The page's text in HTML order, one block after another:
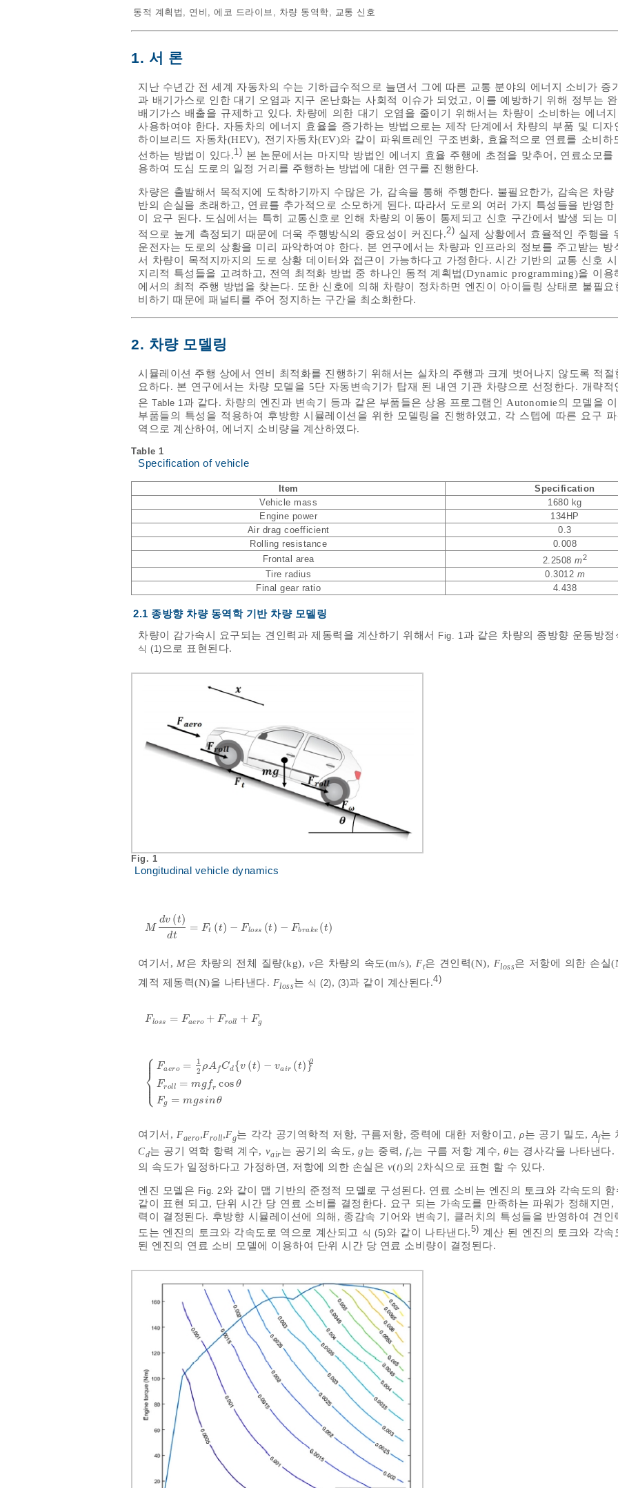
동적 계획법 , 연비 , 에코 드라이브 , 차량 동역학, 교통 신호
1. 서 론
지난 수년간 전 세계 자동차의 수는 기하급수적으로 늘면서 그에 따른 교통 분야의 에너지 소비가 증
과 배기가스로 인한 대기 오염과 지구 온난화는 사회적 이슈가 되었고, 이를 예방하기 위해 정부는
배기가스 배출을 규제하고 있다. 차량에 의한 대기 오염을 줄이기 위해서는 차량이 소비하는 에너
사용하여야 한다. 자동차의 에너지 효율을 증가하는 방법으로는 제작 단계에서 차량의 부품 및 디자
하이브리드 자동차(HEV), 전기자동차(EV)와 같이 파워트레인 구조변화, 효율적으로 연료를 소비하
선하는 방법이 있다.1) 본 논문에서는 마지막 방법인 에너지 효율 주행에 초점을 맞추어, 연료소모를
용하여 도심 도로의 일정 거리를 주행하는 방법에 대한 연구를 진행한다.
차량은 출발해서 목적지에 도착하기까지 수많은 가, 감속을 통해 주행한다. 불필요한가, 감속은 차량
반의 손실을 초래하고, 연료를 추가적으로 소모하게 된다. 따라서 도로의 여러 가지 특성들을 반영한
이 요구 된다. 도심에서는 특히 교통신호로 인해 차량의 이동이 통제되고 신호 구간에서 발생 되는
적으로 높게 측정되기 때문에 더욱 주행방식의 중요성이 커진다.2) 실제 상황에서 효율적인 주행을
운전자는 도로의 상황을 미리 파악하여야 한다. 본 연구에서는 차량과 인프라의 정보를 주고받는 방
서 차량이 목적지까지의 도로 상황 데이터와 접근이 가능하다고 가정한다. 시간 기반의 교통 신호 시
지리적 특성들을 고려하고, 전역 최적화 방법 중 하나인 동적 계획법(Dynamic programming)을 이용
에서의 최적 주행 방법을 찾는다. 또한 신호에 의해 차량이 정차하면 엔진이 아이들링 상태로 불필요
비하기 때문에 패널티를 주어 정지하는 구간을 최소화한다.
2. 차량 모델링
시뮬레이션 주행 상에서 연비 최적화를 진행하기 위해서는 실차의 주행과 크게 벗어나지 않도록 적절
요하다. 본 연구에서는 차량 모델을 5단 자동변속기가 탑재 된 내연 기관 차량으로 선정한다. 개략적
은Table 1 과 같다. 차량의 엔진과 변속기 등과 같은 부품들은 상용 프로그램인 Autonomie의 모델을
부품들의 특성을 적용하여 후방향 시뮬레이션을 위한 모델링을 진행하였고, 각 스텝에 따른 요구 파
역으로 계산하여, 에너지 소비량을 계산하였다.
Table 1
Specification of vehicle
Item
Specification
Vehicle mass
1680 kg
Engine power
134HP
Air drag coefficient
0.3
Rolling resistance
0.008
Frontal area
2.2508m2
Tire radius 0.3012 m
Final gear ratio
4.438
2.1 종방향 차량 동역학 기반 차량 모델링
차량이 감가속시 요구되는 견인력과 제동력을 계산하기 위해서 Fig. 1 과 같은 차량의 종방향 운동방정
식 (1) 으로 표현된다.
Fig. 1
Longitudinal vehicle dynamics
M
dv (t)
dt
= Ft (t) − F loss (t) − Fbrake (t)
Mdvtdt =Ftt-Fl osst- Fbraket
여기서, M은 차량의 전체 질량(kg), v은 차량의 속도(m/s), Ft은 견인력(N), Floss은 저항에 의한 손실
계적 제동력(N)을 나타낸다. Floss는 식 (2), (3)과 같이 계산된다.4)
F loss = Faero + F roll + Fg
F oss=Fae ro+F ro ll+F
⎧
⎩
⎨⎪
⎪
⎪
⎪
Faero =
1
2 ρAfCd {v (t) − vair (t)}2
Froll = mg fr cos θ
Fg = mgsinθ
F ae o=1 2ρAfCdvt-v
여기서, Faero,Froll,Fg는 각각 공기역학적 저항, 구름저항, 중력에 대한 저항이고,ρ는 공기 밀도, Af는
Cd는 공기 역학 항력 계수, vair는 공기의 속도,g는 중력, fr는 구름 저항 계수,θ는 경사각을 나타낸다.
의 속도가 일정하다고 가정하면, 저항에 의한 손실은 v(t)의 2차식으로 표현 할 수 있다.
엔진 모델은 Fig. 2와 같이 맵 기반의 준정적 모델로 구성된다. 연료 소비는 엔진의 토크와 각속도의 함
같이 표현 되고, 단위 시간 당 연료 소비를 결정한다. 요구 되는 가속도를 만족하는 파워가 정해지면,
력이 결정된다. 후방향 시뮬레이션에 의해, 종감속 기어와 변속기, 클러치의 특성들을 반영하여 견인
도는 엔진의 토크와 각속도로 역으로 계산되고 식 (5)와 같이 나타낸다.5) 계산 된 엔진의 토크와 각속
된 엔진의 연료 소비 모델에 이용하여 단위 시간 당 연료 소비량이 결정된다.